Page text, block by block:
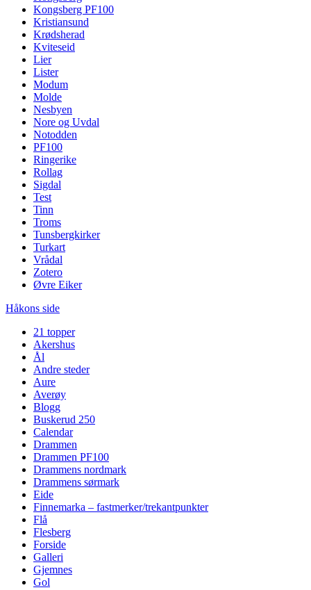
Kongsberg PF100
Kristiansund
Krødsherad
Kviteseid
Lier
Lister
Modum
Molde
Nesbyen
Nore og Uvdal
Notodden
PF100
Ringerike
Rollag
Sigdal
Test
Tinn
Troms
Tunsbergkirker
Turkart
Vrådal
Zotero
Øvre Eiker
Håkons side
21 topper
Akershus
Ål
Andre steder
Aure
Averøy
Blogg
Buskerud 250
Calendar
Drammen
Drammen PF100
Drammens nordmark
Drammens sørmark
Eide
Finnemarka – fastmerker/trekantpunkter
Flå
Flesberg
Forside
Galleri
Gjemnes
Gol